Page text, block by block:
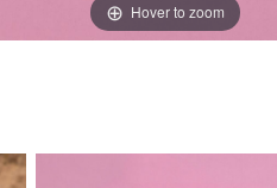
Hover to zoom